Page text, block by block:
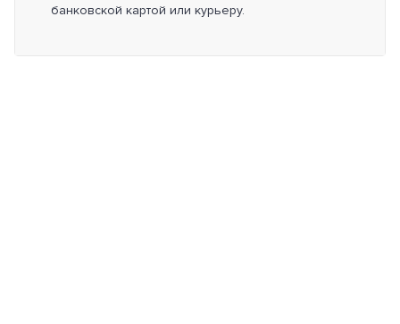
банковской картой или курьеру.